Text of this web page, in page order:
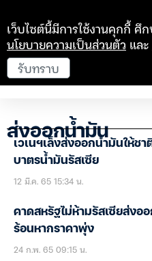
ส่งออกน้ำมัน
เวเนฯเล็งส่งออกน้ำมันให้ช
บาตรน้ำมันรัสเซีย
12 มี.ค. 65 15:34 น.
คาดสหรัฐไม่ห้ามรัสเซียส่งอ
ร้อนหากราคาพุ่ง
24 ก.พ. 65 09:15 น.
เว็บไซต์นี้มีการใช้งานคุกกี้ ศึ
นโยบายความเป็นส่วนตัว และ
รับทราบ